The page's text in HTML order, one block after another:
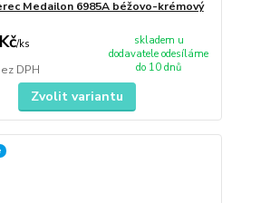
Medailon 6985A béžovo-krémový
/ks
DPH
skladem u
dodavatele odesíláme
do 10 dnů
Zvolit variantu